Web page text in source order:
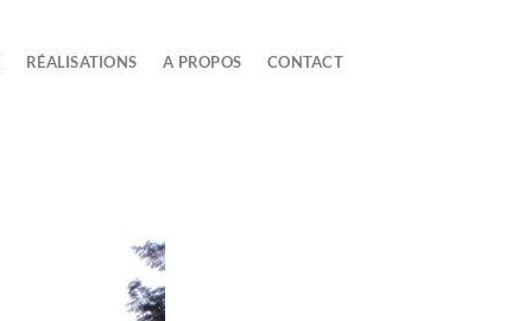
RÉALISATIONS A PROPOS CONTACT